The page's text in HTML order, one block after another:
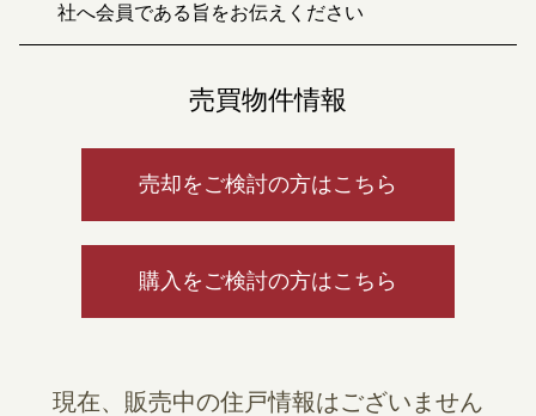
社へ会員である旨をお伝えください
売買物件情報
売却をご検討の方はこちら
購入をご検討の方はこちら
現在、販売中の住戸情報はございません